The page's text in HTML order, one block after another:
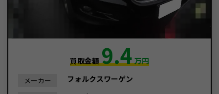
買取金額9.4万円
メーカー フォルクスワーゲン